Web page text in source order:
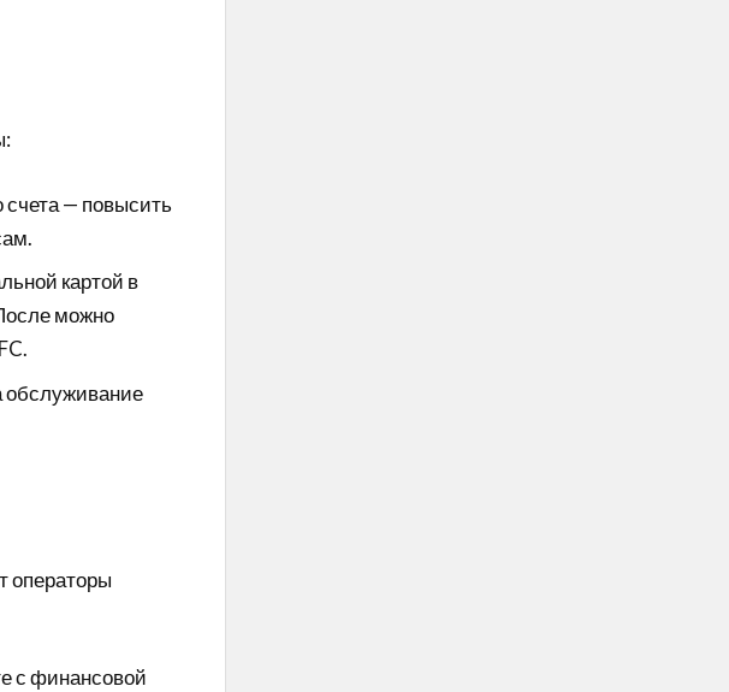
— повысить
картой в
можно
обслуживание
операторы
с финансовой